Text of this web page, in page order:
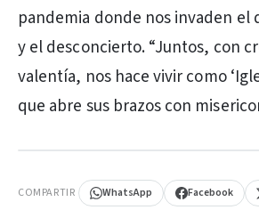
pandemia donde nos invaden el
y el desconcierto. “Juntos, con
valentía, nos hace vivir como
que abre sus brazos con
COMPARTIR WhatsApp Facebook